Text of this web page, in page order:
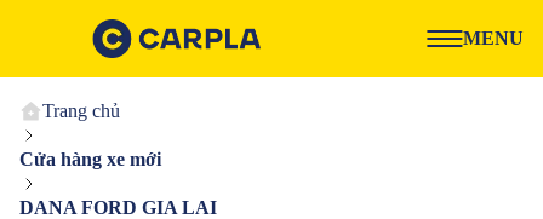
MENU
Trang chủ
Cửa hàng xe mới
DANA FORD GIA LAI